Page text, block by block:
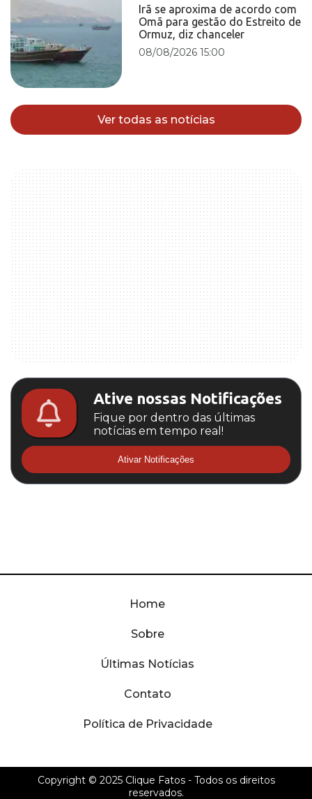
Irã se aproxima de acordo com
Omã para gestão do Estreito de
Ormuz, diz chanceler
08/08/2026 15:00
Ver todas as notícias
Ative nossas Notificações
Fique por dentro das últimas
notícias em tempo real!
Ativar Notificações
Home
Sobre
Últimas Notícias
Contato
Política de Privacidade
Copyright © 2025 Clique Fatos- Todos os direitos
reservados.